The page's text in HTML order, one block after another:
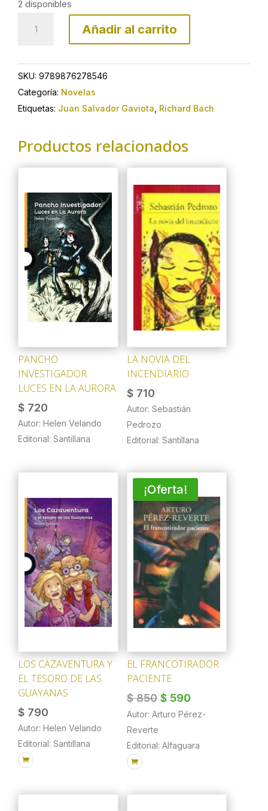
2 disponibles
Salvador
edición
cantidad
Añadir al carrito
SKU: 9789876278546
Categoría: Novelas
Etiquetas: Juan Salvador Gaviota Richard Bach
Productos relacionados
PANCHO
INVESTIGADOR.
LUCES EN LA AURORA
$ 720
Autor: Helen Velando
Editorial: Santillana
LA NOVIA DEL
INCENDIARIO
$710
Autor: Sebastián
Pedrozo
Editorial: Santillana
LOS CAZAVENTURA Y
EL TESORO DE LAS
GUAYANAS
$ 790
Autor: Helen Velando
Editorial: Santillana

¡Oferta!
EL FRANCOTIRADOR
PACIENTE
$850 El
precio
era:
$590El
precio
es:
Autor: Arturo Pérez-
Reverte
Editorial: Alfaguara
